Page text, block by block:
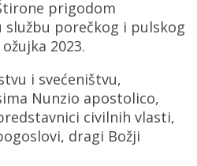
prigodom
službu porečkog i pulskog
2023.
i svećeništvu,
Nunzio apostolico,
civilnih vlasti,
dragi Božji